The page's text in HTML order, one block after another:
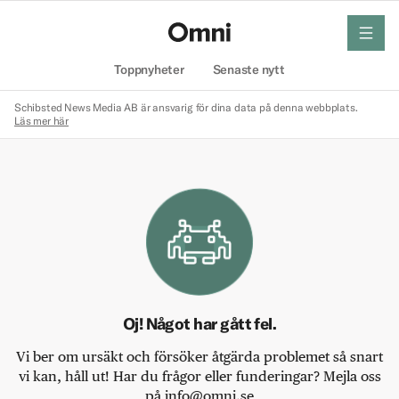
Toppnyheter Senaste nytt
meny
Schibsted News Media AB är ansvarig för dina data på denna webbplats.
Läs mer här
Oj! Något har gått fel.
Vi ber om ursäkt och försöker åtgärda problemet så snart
vi kan, håll ut! Har du frågor eller funderingar? Mejla oss